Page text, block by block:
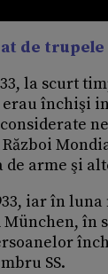
de trupele
la scurt
erau
arme şi
iar în luna
în
SS.